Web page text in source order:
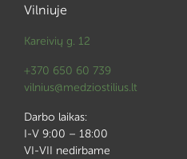
Vilniuje
Kareivių g. 12
+370 650 60 739
vilnius@medziostilius.lt
Darbo laikas:
I-V 9:00 – 18:00
VI-VII nedirbame